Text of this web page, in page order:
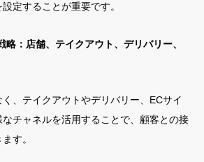
定することが重要です。
略：店舗、テイクアウト、デリバリー、
、テイクアウトやデリバリー、ECサイ
なチャネルを活用することで、顧客との接
す。